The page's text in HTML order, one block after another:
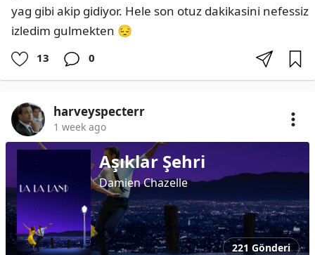
yag gibi akip gidiyor. Hele son otuz dakikasini nefessiz
izledim gulmekten 😔
13 0
harveyspecterr
1 week ago
Aşıklar Şehri
Damien Chazelle
221 Gönderi